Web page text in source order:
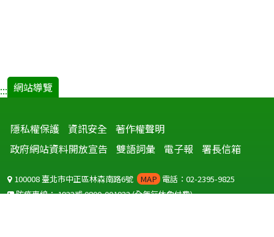
::: 網站導覽
隱私權保護 資訊安全 著作權聲明
政府網站資料開放宣告
雙語詞彙 電子報 署長信箱
100008 臺北市中正區林森南路6號 MAP 電話：02-2395-9825
防疫專線：1922或0800-001922(全年無休免付費)